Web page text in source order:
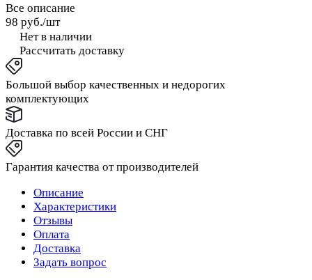
Все описание
98 руб./шт
Нет в наличии
Рассчитать доставку
Большой выбор качественных и недорогих
комплектующих
Доставка по всей России и СНГ
Гарантия качества от производителей
Описание
Характеристики
Отзывы
Оплата
Доставка
Задать вопрос